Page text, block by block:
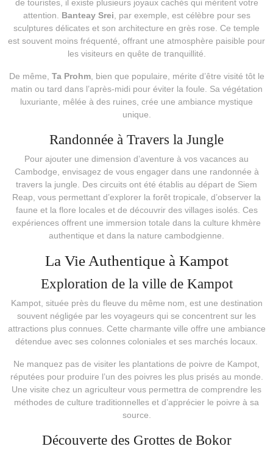
de touristes, il existe plusieurs joyaux cachés qui méritent votre
attention. Banteay Srei , par exemple, est célèbre pour ses
sculptures délicates et son architecture en grès rose. Ce temple
est souvent moins fréquenté, offrant une atmosphère paisible pour
les visiteurs en quête de tranquillité.
De même, Ta Prohm, bien que populaire, mérite d’être visité tôt le
matin ou tard dans l’après-midi pour éviter la foule. Sa végétation
luxuriante, mêlée à des ruines, crée une ambiance mystique
unique.
Randonnée à Travers la Jungle
Pour ajouter une dimension d’aventure à vos vacances au
Cambodge, envisagez de vous engager dans une randonnée à
travers la jungle. Des circuits ont été établis au départ de Siem
Reap, vous permettant d’explorer la forêt tropicale, d’observer la
faune et la flore locales et de découvrir des villages isolés. Ces
expériences offrent une immersion totale dans la culture khmère
authentique et dans la nature cambodgienne.
La Vie Authentique à Kampot
Exploration de la ville de Kampot
Kampot, située près du fleuve du même nom, est une destination
souvent négligée par les voyageurs qui se concentrent sur les
attractions plus connues. Cette charmante ville offre une ambiance
détendue avec ses colonnes coloniales et ses marchés locaux.
Ne manquez pas de visiter les plantations de poivre de Kampot,
réputées pour produire l’un des poivres les plus prisés au monde.
Une visite chez un agriculteur vous permettra de comprendre les
méthodes de culture traditionnelles et d’apprécier le poivre à sa
source.
Découverte des Grottes de Bokor